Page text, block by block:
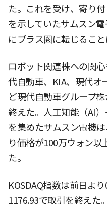
た。これを受け、寄り
を示していたサムスン
にプラス圏に転じること
ロボット関連株への関
代自動車、KIA、現代オ
ど現代自動車グループ
終えた。人工知能（AI
を集めたサムスン電機
り価格が100万ウォン以
た。
KOSDAQ指数は前日よ
1176.93で取引を終えた